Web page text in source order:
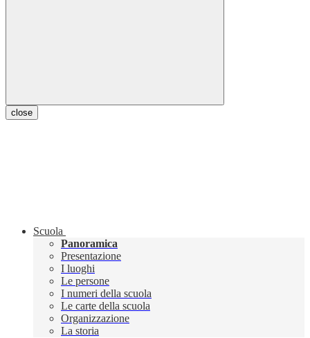
close
Scuola
Panoramica
Presentazione
I luoghi
Le persone
I numeri della scuola
Le carte della scuola
Organizzazione
La storia